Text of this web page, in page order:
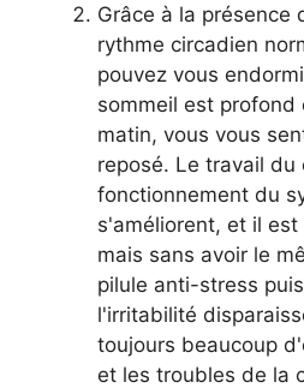
Grâce à la présence
rythme circadien
pouvez vous
sommeil est
matin, vous vous
reposé. Le travail du
fonctionnement du
s'améliorent, et il
mais sans avoir le
pilule anti-stress
l'irritabilité
toujours beaucoup
et les troubles de la